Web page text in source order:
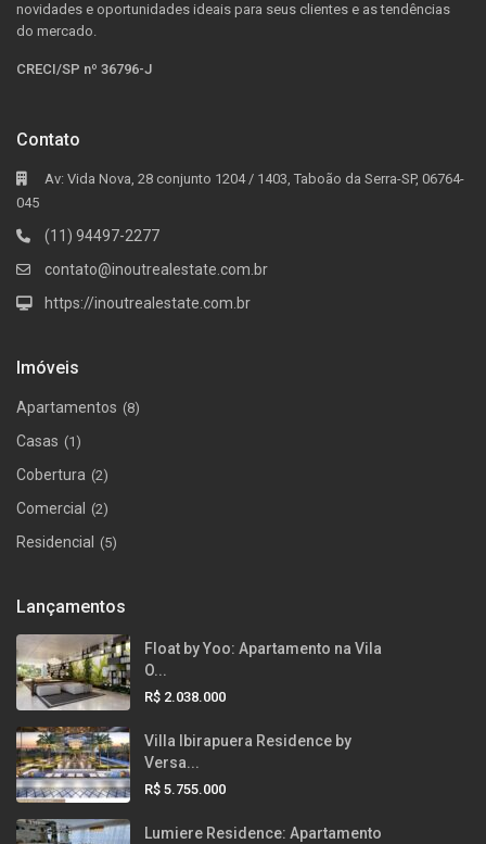
novidades e oportunidades ideais para seus clientes e as tendências
do mercado.
CRECI/SP nº 36796-J
Contato
Av: Vida Nova, 28 conjunto 1204 / 1403, Taboão da Serra-SP, 06764-
045
(11) 94497-2277
contato@inoutrealestate.com.br
https://inoutrealestate.com.br
Imóveis
Apartamentos (8)
Casas (1)
Cobertura (2)
Comercial (2)
Residencial (5)
Lançamentos
Float by Yoo: Apartamento na Vila
O...
R$ 2.038.000
Villa Ibirapuera Residence by
Versa...
R$ 5.755.000
Lumiere Residence: Apartamento